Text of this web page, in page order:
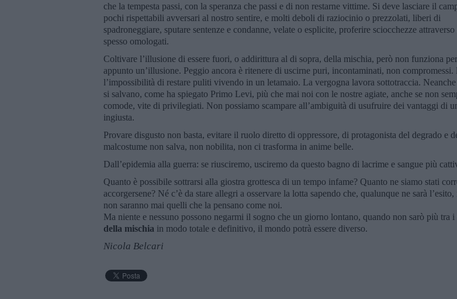
che la tempesta passi, con la speranza che passi e di non restarne vittime. Si deve lasciare il
pochi rispettabili avversari al nostro sentire, e molti deboli di raziocinio o prezzolati, liberi di
spadroneggiare, sputare sentenze e condanne, velate o esplicite, proferire sciocchezze attraverso
spesso omologati.
Coltivare l’illusione di essere fuori, o addirittura al di sopra, della mischia, però non funziona
appunto un’illusione. Peggio ancora è ritenere di uscirne puri, incontaminati, non compromessi.
l’impossibilità di restare puliti vivendo in un letamaio. La vergogna lavora sottotraccia.
si salvano, come ha spiegato Primo Levi, più che mai noi con le nostre agiate, anche se non
comode, vite di privilegiati. Non possiamo scampare all’ambiguità di usufruire dei vantaggi di
ingiusta.
Provare disgusto non basta, evitare il ruolo diretto di oppressore, di protagonista del degrado e
malcostume non salva, non nobilita, non ci trasforma in anime belle.
Dall’epidemia alla guerra: se riusciremo, usciremo da questo bagno di lacrime e sangue più
Quanto è possibile sottrarsi alla giostra grottesca di un tempo infame? Quanto ne siamo stati
accorgersene? Né c’è da stare allegri a osservare la lotta sapendo che, qualunque ne sarà
non saranno mai quelli che la pensano come noi.
Ma niente e nessuno possono negarmi il sogno che un giorno lontano, quando non sarò più tra
della mischia in modo totale e definitivo, il mondo potrà essere diverso.
Nicola Belcari